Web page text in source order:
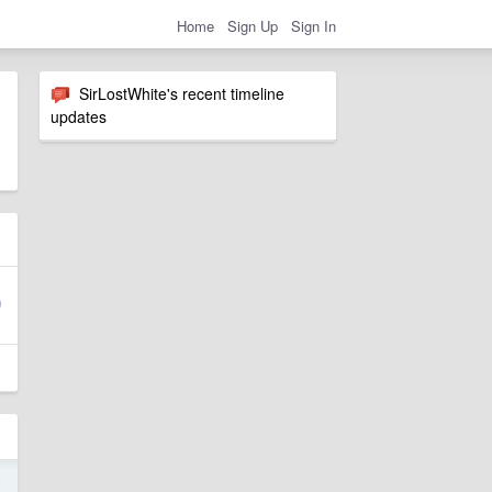
Home Sign Up Sign In
SirLostWhite's recent timeline
updates